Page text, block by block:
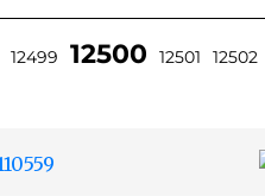
12499 12500 12501 12502